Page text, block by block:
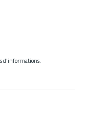
d'informations.